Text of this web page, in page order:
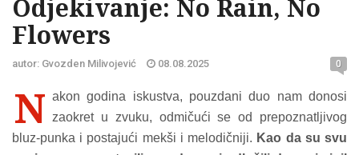
Odjekivanje: No Rain, No
Flowers
autor: Gvozden Milivojević 08.08.2025 0
N akon godina iskustva, pouzdani duo nam donosi
zaokret u zvuku, odmičući se od prepoznatljivog
bluz-punka i postajući mekši i melodičniji. Kao da su svu